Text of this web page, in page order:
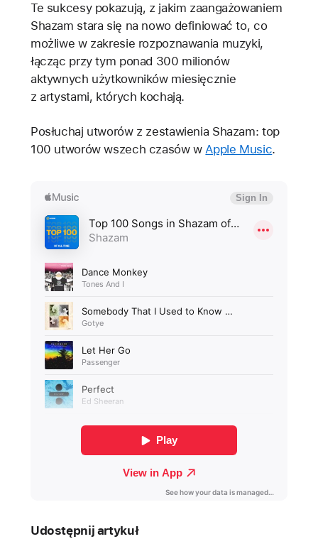
Te sukcesy pokazują, z jakim zaangażowaniem
Shazam stara się na nowo definiować to, co
możliwe w zakresie rozpoznawania muzyki,
łącząc przy tym ponad 300 milionów
aktywnych użytkowników miesięcznie
z artystami, których kochają.
Posłuchaj utworów z zestawienia Shazam: top
100 utworów wszech czasów wApple Music.
Udostępnij artykuł